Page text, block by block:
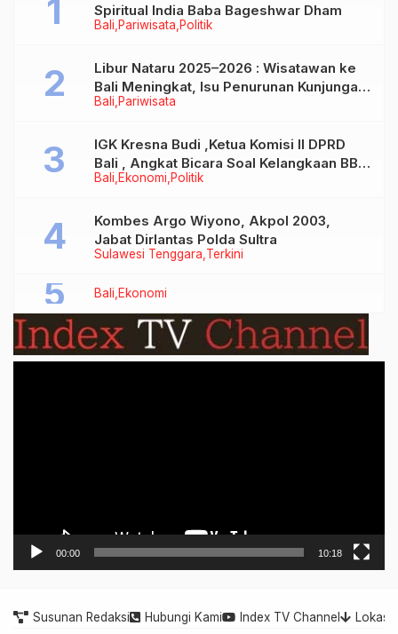
Bali Pariwisata Politik
Spiritual India Baba Bageshwar Dham
Bali Pariwisata
Libur Nataru 2025–2026 : Wisatawan ke
Bali Meningkat, Isu Penurunan Kunjungan
Tidak Benar
Bali Ekonomi Politik
IGK Kresna Budi ,Ketua Komisi II DPRD
Bali , Angkat Bicara Soal Kelangkaan BBM
Bersubsidi Jenis Solar
Sulawesi Tenggara Terkini
Kombes Argo Wiyono, Akpol 2003,
Jabat Dirlantas Polda Sultra
Bali Ekonomi
00:00 10:18
Susunan Redaksi Hubungi Kami Index TV Channel Lokasi